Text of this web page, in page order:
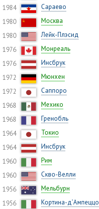
1984
Сараево
1980
Москва
1980
Лейк-Плэсид
1976
Монреаль
1976
Инсбрук
1972
Мюнхен
1972
Саппоро
1968
Мехико
1968
Гренобль
1964
Токио
1964
Инсбрук
1960
Рим
1960
Скво-Велли
1956
Мельбурн
1956
Кортина-д’Ампеццо